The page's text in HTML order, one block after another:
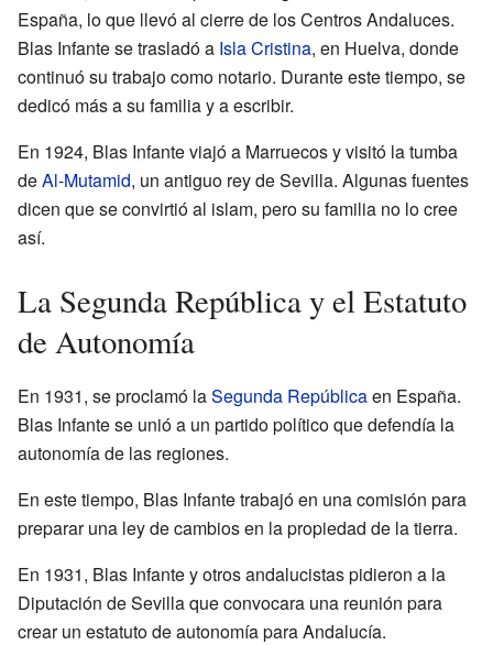
España, lo que llevó al cierre de los Centros Andaluces.
Blas Infante se trasladó a Isla Cristina, en Huelva, donde
continuó su trabajo como notario. Durante este tiempo, se
dedicó más a su familia y a escribir.
En 1924, Blas Infante viajó a Marruecos y visitó la tumba
deAl-Mutamid, un antiguo rey de Sevilla. Algunas fuentes
dicen que se convirtió al islam, pero su familia no lo cree
así.
La Segunda República y el Estatuto
de Autonomía
En 1931, se proclamó laSegunda Repúblicaen España.
Blas Infante se unió a un partido político que defendía la
autonomía de las regiones.
En este tiempo, Blas Infante trabajó en una comisión para
preparar una ley de cambios en la propiedad de la tierra.
En 1931, Blas Infante y otros andalucistas pidieron a la
Diputación de Sevilla que convocara una reunión para
crear un estatuto de autonomía para Andalucía.